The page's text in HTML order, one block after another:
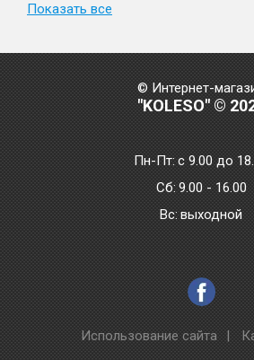
Показать все
© Интернет-
"KOLESO" ©
Пн-Пт:с 9.00 до
Сб: 9.00 - 16.00
Bc: выходной
Использование сайта |